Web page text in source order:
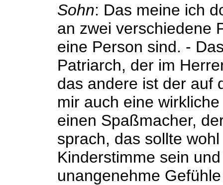
Sohn: Das meine ich
an zwei verschiedene
eine Person sind. -
Patriarch, der im
das andere ist der auf
mir auch eine
einen Spaßmacher,
sprach, das sollte
Kinderstimme sein
unangenehme